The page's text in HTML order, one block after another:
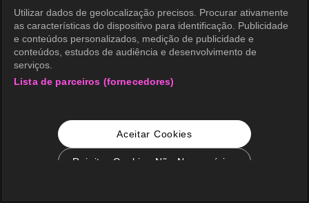
Utilizar dados de geolocalização precisos. Procurar ativamente
as características do dispositivo para identificação. Publicidade
e conteúdos personalizados, medição de publicidade e
conteúdos, estudos de audiência e desenvolvimento de
serviços.
Lista de parceiros (fornecedores)
Aceitar Cookies
Rejeitar Cookies Não Necessários